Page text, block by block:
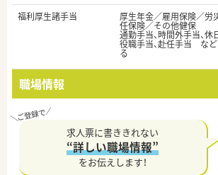
福利厚生諸手当
厚生年金／雇用保険／労
任保険／その他健保
通勤手当、時間外手当、休
役職手当、赴任手当 な
る
職場情報
求人票に書ききれない
“詳しい職場情報”
をお伝えします！